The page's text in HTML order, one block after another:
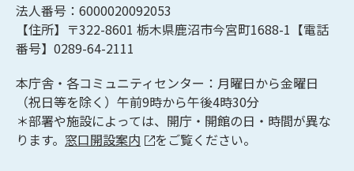
法人番号：6000020092053
【住所】〒322-8601 栃木県鹿沼市今宮町1688-1【電話
番号】0289-64-2111
本庁舎・各コミュニティセンター：月曜日から金曜日
（祝日等を除く）午前9時から午後4時30分
＊部署や施設によっては、開庁・開館の日・時間が異な
ります。 窓口開設案内 をご覧ください。